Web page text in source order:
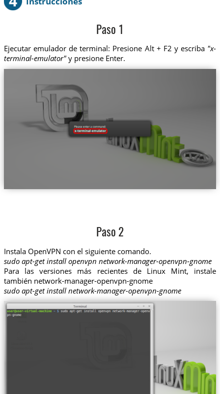
Paso 1
Ejecutar emulador de terminal: Presione Alt + F2 y escriba "x-
terminal-emulator"y presione Enter.
Paso 2
Instala OpenVPN con el siguiente comando.
sudo apt-get install openvpn network-manager-openvpn-gnome
Para las versiones más recientes de Linux Mint, instale
también network-manager-openvpn-gnome
sudo apt-get install network-manager-openvpn-gnome